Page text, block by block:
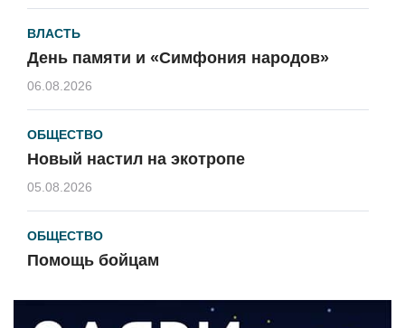
ВЛАСТЬ
День памяти и «Симфония народов»
06.08.2026
ОБЩЕСТВО
Новый настил на экотропе
05.08.2026
ОБЩЕСТВО
Помощь бойцам